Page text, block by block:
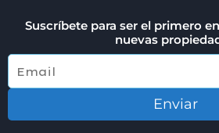
Suscríbete para ser el primero
nuevas
Enviar